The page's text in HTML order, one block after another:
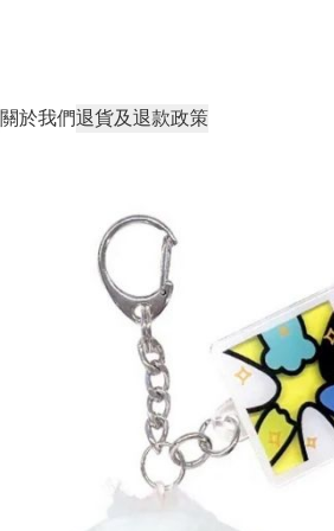
關於我們退貨及退款政策